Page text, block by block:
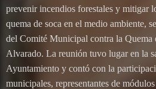
prevenir incendios forestales y mitigar
quema de soca en el medio ambiente,
del Comité Municipal contra la Quema
Alvarado. La reunión tuvo lugar en la
Ayuntamiento y contó con la
municipales, representantes de